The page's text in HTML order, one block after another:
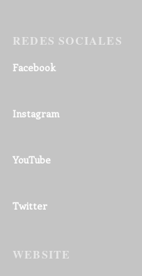
REDES SOCIALES
Facebook
Instagram
YouTube
Twitter
WEBSITE